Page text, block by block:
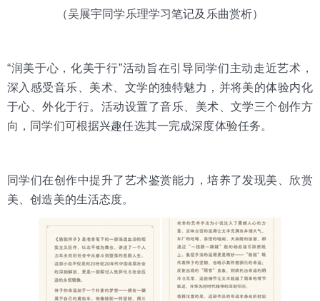
（吴展宇同学乐理学习笔记及乐曲赏析）
“润美于心，化美于行”活动旨在引导同学们主动走近艺术，
深入感受音乐、美术、文学的独特魅力，并将美的体验内化
于心、外化于行。活动设置了音乐、美术、文学三个创作方
向，同学们可根据兴趣任选其一完成深度体验任务。
同学们在创作中提升了艺术鉴赏能力，培养了发现美、欣赏
美、创造美的生活态度。